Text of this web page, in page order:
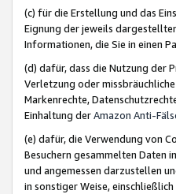
(c) für die Erstellung und das
Eignung der jeweils
Informationen, die Sie in einen
(d) dafür, dass die Nutzung der
Verletzung oder
Markenrechte,
Einhaltung derAmazon Anti-
(e) dafür, die Verwendung von
Besuchern gesammelten Daten
und angemessen darzustellen
in sonstiger Weise,